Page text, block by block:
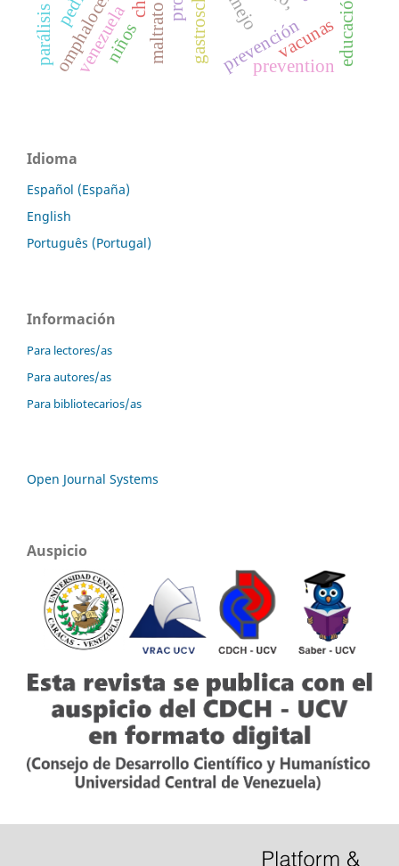
omphalocele prevención
prevention
venezuela
niños vacunas
Idioma
Español (España)
English
Português (Portugal)
Información
Para lectores/as
Para autores/as
Para bibliotecarios/as
Open Journal Systems
Auspicio